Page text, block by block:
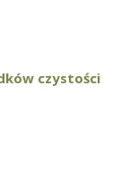
czystości